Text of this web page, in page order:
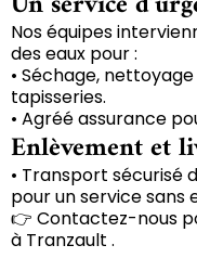
Nos équipes
des eaux pour :
• Séchage,
tapisseries.
• Agréé assurance
Enlèvement et
• Transport sécurisé
pour un service sans
👉 Contactez-nous
à Tranzault .